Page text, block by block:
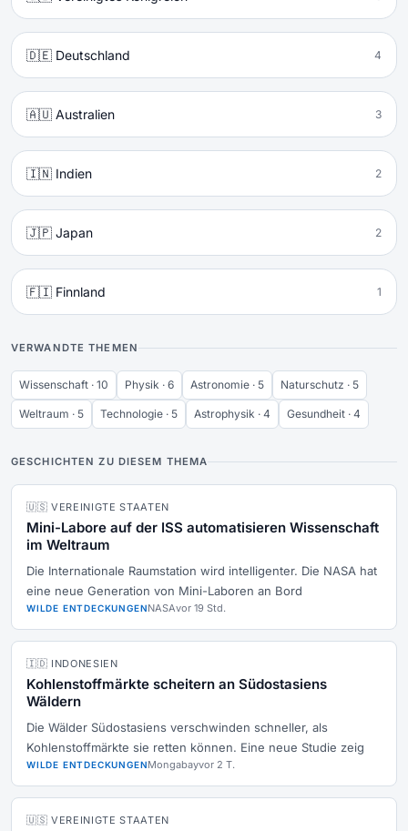
🇩🇪 Deutschland 4
🇦🇺 Australien 3
🇮🇳 Indien 2
🇯🇵 Japan 2
🇫🇮 Finnland 1
VERWANDTE THEMEN
Wissenschaft · 10 Physik · 6 Astronomie · 5 Naturschutz · 5
Weltraum · 5 Technologie · 5 Astrophysik · 4 Gesundheit · 4
GESCHICHTEN ZU DIESEM THEMA
🇺🇸 VEREINIGTE STAATEN
Mini-Labore auf der ISS automatisieren Wissenschaft
im Weltraum
Die Internationale Raumstation wird intelligenter. Die NASA hat
eine neue Generation von Mini-Laboren an Bord
WILDE ENTDECKUNGENNASAvor 19 Std.
🇮🇩 INDONESIEN
Kohlenstoffmärkte scheitern an Südostasiens
Wäldern
Die Wälder Südostasiens verschwinden schneller, als
Kohlenstoffmärkte sie retten können. Eine neue Studie zeig
WILDE ENTDECKUNGENMongabayvor 2 T.
🇺🇸 VEREINIGTE STAATEN